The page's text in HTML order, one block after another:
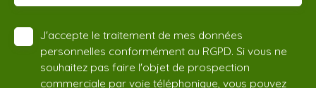
J'accepte le traitement de mes données
personnelles conformément au RGPD. Si vous ne
souhaitez pas faire l'objet de prospection
commerciale par voie téléphonique, vous pouvez